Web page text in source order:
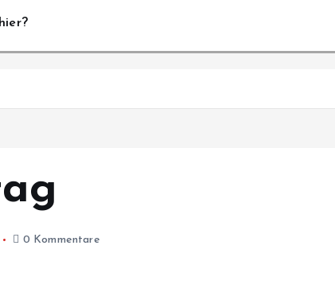
0 Kommentare